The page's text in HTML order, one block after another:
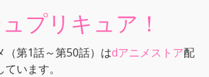
プリキュア！
（第1話～第50話）はdアニメストア配
います。